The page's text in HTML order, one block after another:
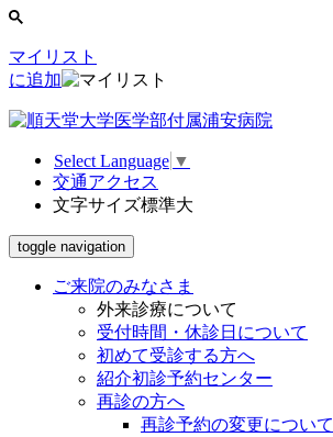
マイリスト
に追加
Select Language ▼
交通アクセス
文字サイズ標準大
toggle navigation
ご来院のみなさま
外来診療について
受付時間・休診日について
初めて受診する方へ
紹介初診予約センター
再診の方へ
再診予約の変更について